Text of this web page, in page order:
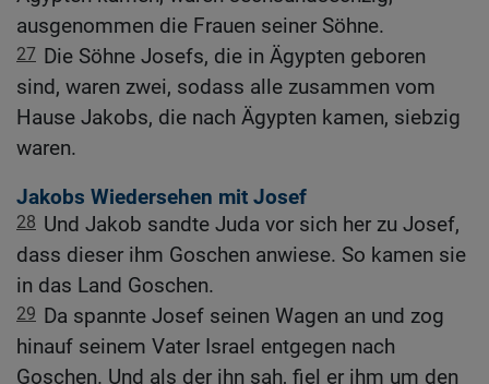
ausgenommen die Frauen seiner Söhne.
27 Die Söhne Josefs, die in Ägypten geboren
sind, waren zwei, sodass alle zusammen vom
Hause Jakobs, die nach Ägypten kamen, siebzig
waren.
Jakobs Wiedersehen mit Josef
28 Und Jakob sandte Juda vor sich her zu Josef,
dass dieser ihm Goschen anwiese. So kamen sie
in das Land Goschen.
29 Da spannte Josef seinen Wagen an und zog
hinauf seinem Vater Israel entgegen nach
Goschen. Und als der ihn sah, fiel er ihm um den